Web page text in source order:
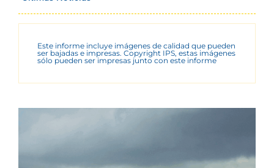
Este informe incluye imágenes de calidad que pueden
ser bajadas e impresas. Copyright IPS, estas imágenes
sólo pueden ser impresas junto con este informe